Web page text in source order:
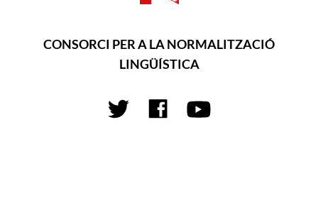
CONSORCI PER A LA NORMALITZACIÓ
LINGÜÍSTICA